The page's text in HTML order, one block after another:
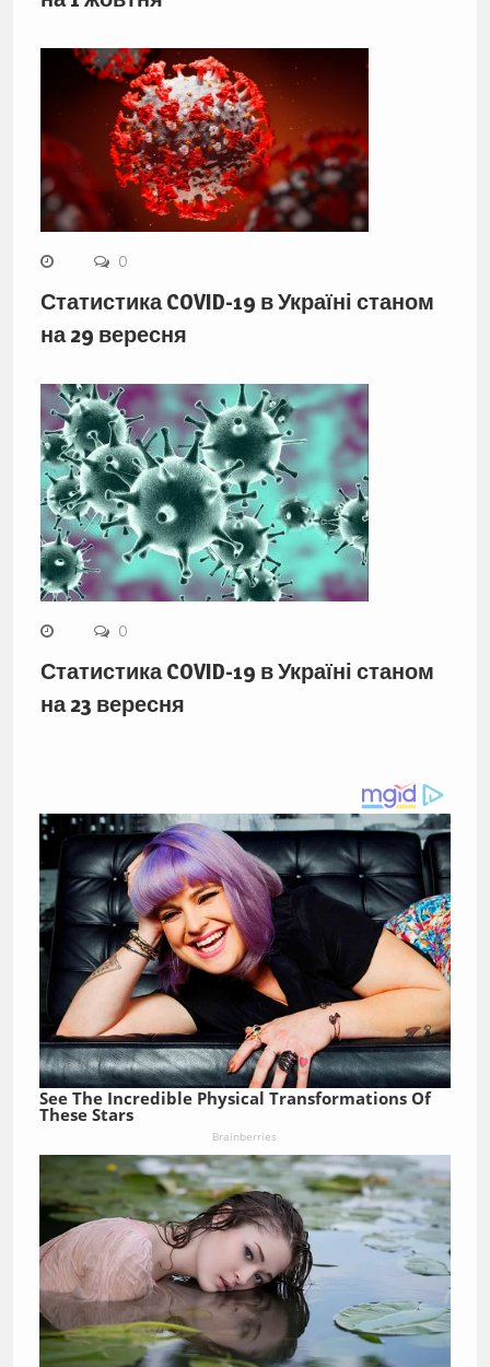
0
Статистика COVID-19 в Україні станом
на 29 вересня
0
Статистика COVID-19 в Україні станом
на 23 вересня
See The Incredible Physical Transformations Of
These Stars
Brainberries